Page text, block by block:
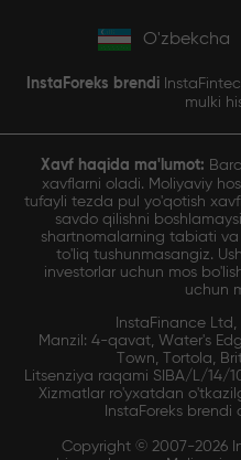
O'zbekcha
InstaForeks brendi
mulki
Xavf haqida ma'lumot:
xavflarni oladi. Moliyaviy
tufayli tezda pul yo'qotish
savdo qilishni
shartnomalarning tabiati
to'liq tushunmasangiz.
investorlar uchun mos
uchun
InstaFinance Ltd,
Manzil: 4-qavat, Water's
Town, Tortola,
Litsenziya raqami SIBA/L/14/
Xizmatlar ro'yxatdan
InstaForeks
Copyright © 2007-2026